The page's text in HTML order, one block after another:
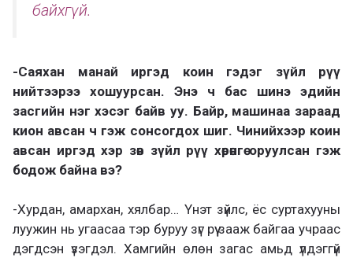
байхгүй.
-Саяхан манай иргэд коин гэдэг зүйл рүү
нийтээрээ хошуурсан. Энэ ч бас шинэ эдийн
засгийн нэг хэсэг байв уу. Байр, машинаа зараад
кион авсан ч гэж сонсогдох шиг. Чинийхээр коин
авсан иргэд хэр зөв зүйл рүү хөрөнгө оруулсан гэж
бодож байна вэ?
-Хурдан, амархан, хялбар… Үнэт зүйлс, ёс суртахууны
луужин нь угаасаа тэр буруу зүг рүү зааж байгаа учраас
дэгдсэн үзэгдэл. Хамгийн өлөн загас амьд үлдэггүй